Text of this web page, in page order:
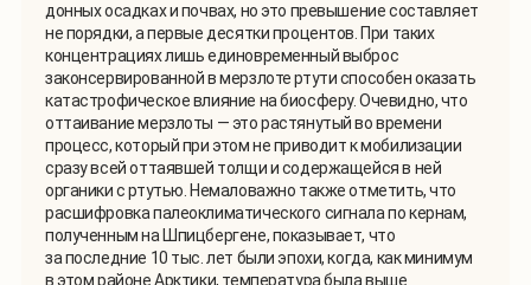
донных осадках и почвах, но это превышение составляет
не порядки, а первые десятки процентов. При таких
концентрациях лишь единовременный выброс
законсервированной в мерзлоте ртути способен оказать
катастрофическое влияние на биосферу. Очевидно, что
оттаивание мерзлоты — это растянутый во времени
процесс, который при этом не приводит к мобилизации
сразу всей оттаявшей толщи и содержащейся в ней
органики с ртутью. Немаловажно также отметить, что
расшифровка палеоклиматического сигнала по кернам,
полученным на Шпицбергене, показывает, что
за последние 10 тыс. лет были эпохи, когда, как минимум
в этом районе Арктики, температура была выше